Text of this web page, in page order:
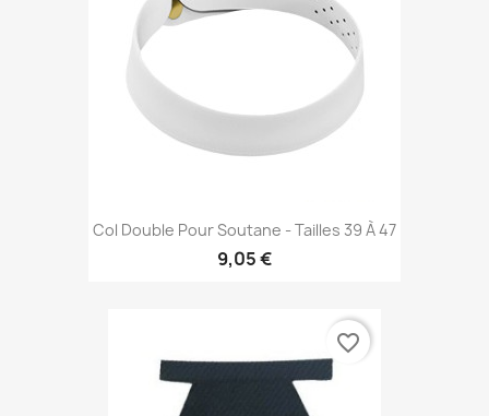
Col Double Pour Soutane - Tailles 39 À 47
9,05 €
favorite_border